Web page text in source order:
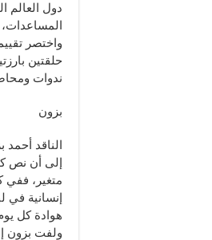
دول العالم
واختصر
حلقتين
ندوات
بزون
الناقد
إلى أن نص
متغير، ففي
إنسانية في
هوادة كل
ولفت بزون